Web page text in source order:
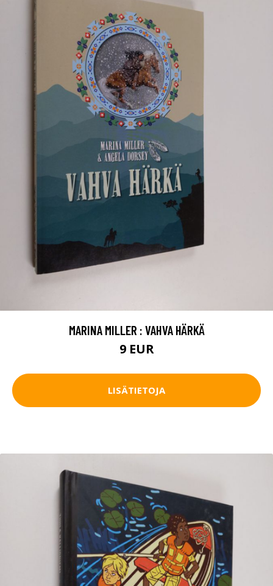
MARINA MILLER : VAHVA HÄRKÄ
9 EUR
LISÄTIETOJA